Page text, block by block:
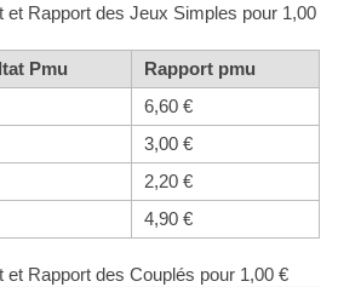
et Rapport des Jeux Simples pour 1,00
Pmu
Rapport pmu
6,60 €
3,00 €
2,20 €
4,90 €
et Rapport des Couplés pour 1,00 €